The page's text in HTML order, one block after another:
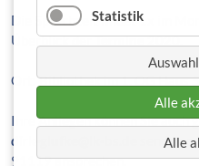
Die Sprechzeit findet 1x im
Überblick derTermine 2020.
Ort: Bibliothek im 1. OG Haus 5
Ihre Anliegen können Sie auch
dirk-glufke@lk-bs.de
senden
91119 ansprechen.
Statistik
Alle
Alle